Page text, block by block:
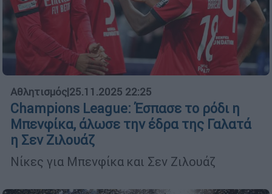
Αθλητισμός|25.11.2025 22:25
Champions League: Έσπασε το ρόδι η
Μπενφίκα, άλωσε την έδρα της Γαλατά
η Σεν Ζιλουάζ
Νίκες για Μπενφίκα και Σεν Ζιλουάζ